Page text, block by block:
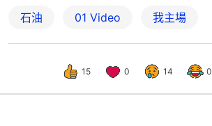
石油 01 Video 我主場
15 0 14 0